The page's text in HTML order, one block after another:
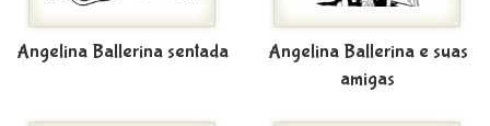
Angelina Ballerina sentada
Angelina Ballerina e suas
amigas